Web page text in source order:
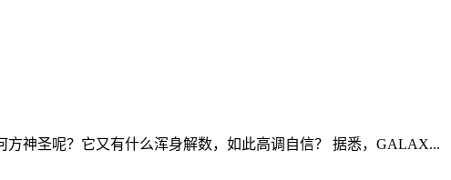
方神圣呢？它又有什么浑身解数，如此高调自信？ 据悉，GALAX...